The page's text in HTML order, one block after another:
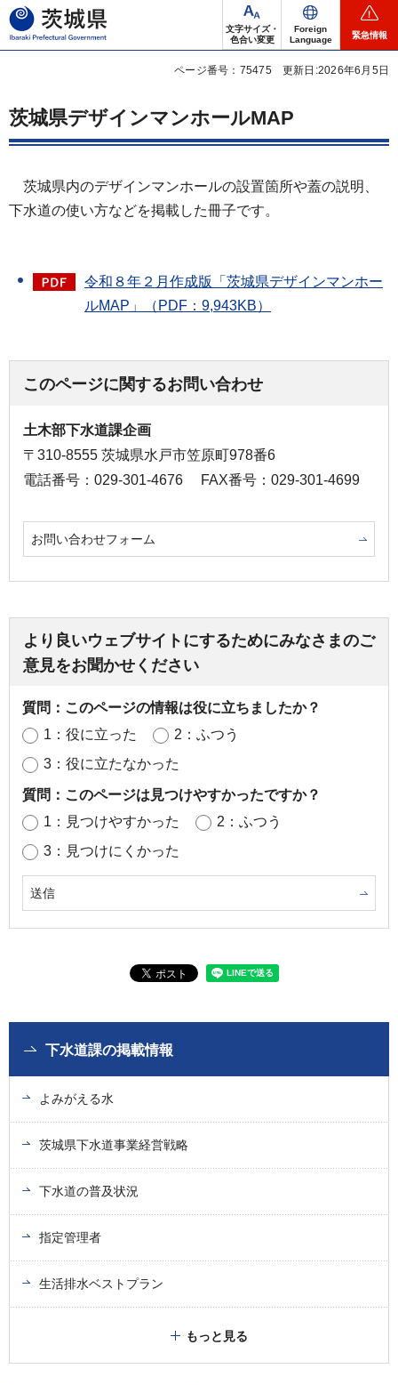
茨城県
文字サイズ・
色合い変更
Foreign
Language
緊急情報
ページ番号：75475 更新日:2026年6月5日
茨城県デザインマンホールMAP
茨城県内のデザインマンホールの設置箇所や蓋の説明、
下水道の使い方などを掲載した冊子です。
令和８年２月作成版「茨城県デザインマンホー
ルMAP」（PDF：9,943KB）
このページに関するお問い合わせ
土木部下水道課企画
〒310-8555 茨城県水戸市笠原町978番6
電話番号：029-301-4676
FAX番号：029-301-4699
お問い合わせフォーム
より良いウェブサイトにするためにみなさまのご
意見をお聞かせください
質問：このページの情報は役に立ちましたか？
1：役に立った
2：ふつう
3：役に立たなかった
質問：このページは見つけやすかったですか？
1：見つけやすかった
2：ふつう
3：見つけにくかった
下水道課の掲載情報
よみがえる水
茨城県下水道事業経営戦略
下水道の普及状況
指定管理者
生活排水ベストプラン
もっと見る